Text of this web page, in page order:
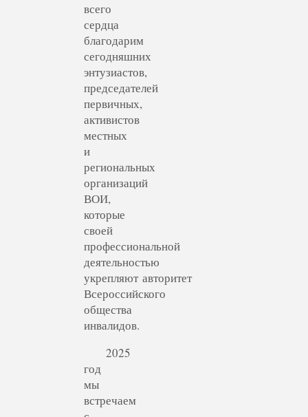
всего
сердца
благодарим
сегодняшних
энтузиастов,
председателей
первичных,
активистов
местных
и
региональных
организаций
ВОИ,
которые
своей
профессиональной
деятельностью
укрепляют авторитет
Всероссийского
общества
инвалидов.
2025
год
мы
встречаем